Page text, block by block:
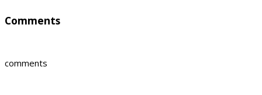
Comments
comments